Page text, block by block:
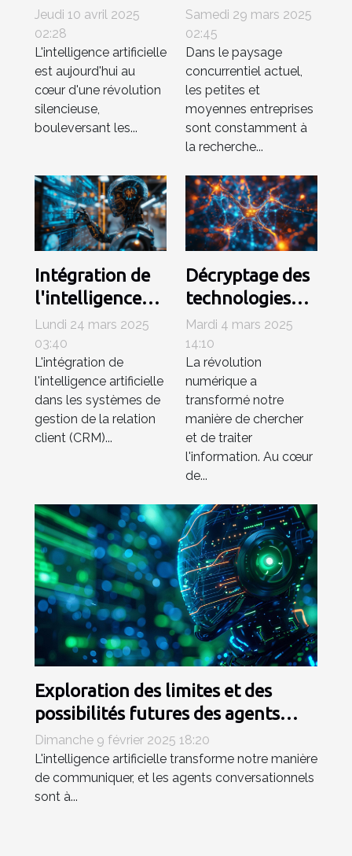
artificielle
révolutionne
les industries
créatives
Jeudi 10 avril 2025
02:28
L'intelligence artificielle
est aujourd'hui au
cœur d'une révolution
silencieuse,
bouleversant les...
2023 quels
outils pour
petites et
moyennes
entreprises
Samedi 29 mars 2025
02:45
Dans le paysage
concurrentiel actuel,
les petites et
moyennes entreprises
sont constamment à
la recherche...
Intégration de
l'intelligence
artificielle dans
les CRM
tendances et
logiciels
émergents
Lundi 24 mars 2025
03:40
L'intégration de
l'intelligence artificielle
dans les systèmes de
gestion de la relation
client (CRM)...
Décryptage des
technologies
derrière les
moteurs de
recherche basés
sur l'IA
Mardi 4 mars 2025
14:10
La révolution
numérique a
transformé notre
manière de chercher
et de traiter
l'information. Au cœur
de...
Exploration des limites et des
possibilités futures des agents
conversationnels IA
Dimanche 9 février 2025 18:20
L'intelligence artificielle transforme notre manière
de communiquer, et les agents conversationnels
sont à...